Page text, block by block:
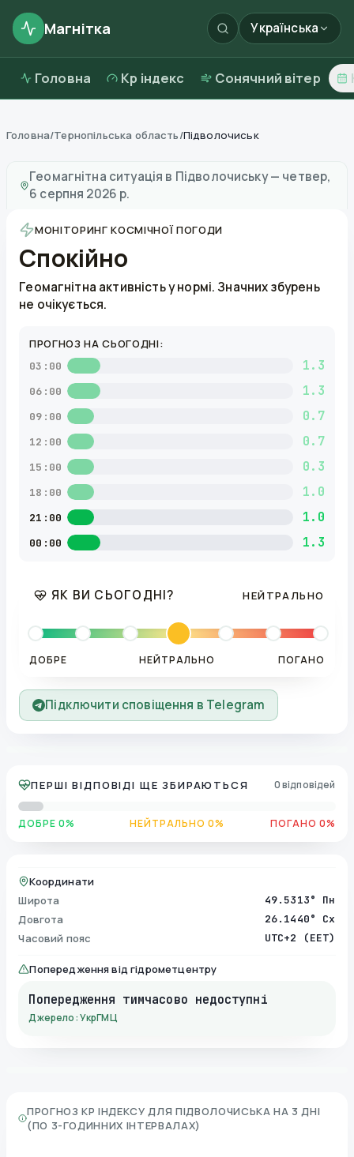
Магнітка Українська
Головна Kp індекс Сонячний вітер
Головна/Тернопільська область/Підволочиськ
Геомагнітна ситуація в Підволочиську— четвер,
6 серпня 2026 р.
МОНІТОРИНГ КОСМІЧНОЇ ПОГОДИ
Спокійно
Геомагнітна активність у нормі. Значних збурень
не очікується.
ПРОГНОЗ НА СЬОГОДНІ:
03:00 1.3
06:00 1.3
09:00 0.7
12:00 0.7
15:00 0.3
18:00 1.0
21:00 1.0
00:00 1.3
ЯК ВИ СЬОГОДНІ? НЕЙТРАЛЬНО
ДОБРЕ НЕЙТРАЛЬНО ПОГАНО
Підключити сповіщення в Telegram
ПЕРШІ ВІДПОВІДІ ЩЕ ЗБИРАЮТЬСЯ 0 відповідей
ДОБРЕ 0% НЕЙТРАЛЬНО 0% ПОГАНО 0%
Координати
Широта
49.5313° Пн
Довгота 26.1440° Сх
Часовий пояс UTC+2 (EET)
Попередження від гідрометцентру
Попередження тимчасово недоступні
Джерело: УкрГМЦ
ПРОГНОЗ KP ІНДЕКСУ ДЛЯ ПІДВОЛОЧИСЬКА НА 3 ДНІ
(ПО 3-ГОДИННИХ ІНТЕРВАЛАХ)